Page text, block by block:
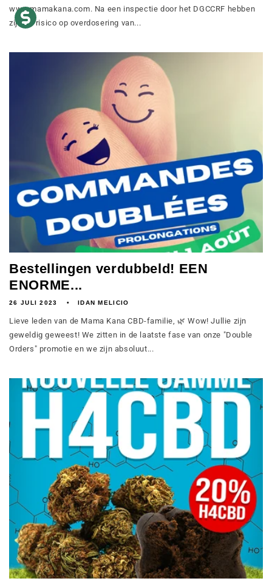
www.mamakana.com. Na een inspectie door het DGCCRF hebben
zij een risico op overdosering van...
Bestellingen verdubbeld! EEN
ENORME...
26 JULI 2023 IDAN MELICIO
Lieve leden van de Mama Kana CBD-familie, 🌿 Wow! Jullie zijn
geweldig geweest! We zitten in de laatste fase van onze "Double
Orders" promotie en we zijn absoluut...